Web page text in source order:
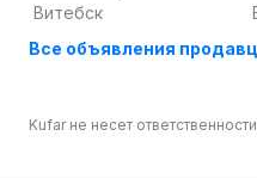
Витебск
Все объявления
Kufar не несет